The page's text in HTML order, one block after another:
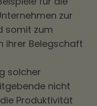
zur
somit zum
ihrer Belegschaft
solcher
nicht
Produktivität